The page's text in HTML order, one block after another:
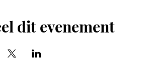
dit evenement